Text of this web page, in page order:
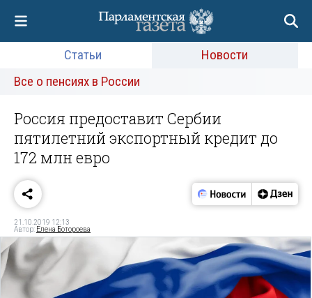
Статьи
Новости
Все о пенсиях в России
Россия предоставит Сербии
пятилетний экспортный кредит до
172 млн евро
21.10.2019 12:13
Автор: Елена Ботороева